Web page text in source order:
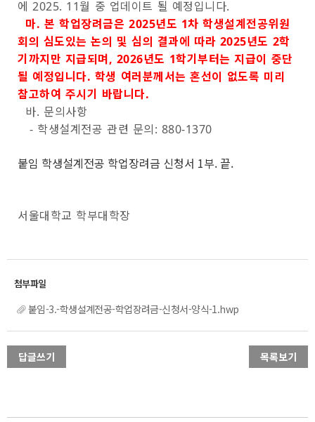
에 2025. 11월 중 업데이트 될 예정입니다.
마. 본 학업장려금은 2025년도 1차 학생설계전공위원
회의 심도있는 논의 및 심의 결과에 따라 2025년도 2학
기까지만 지급되며, 2026년도 1학기부터는 지급이 중단
될 예정입니다. 학생 여러분께서는 혼선이 없도록 미리
참고하여 주시기 바랍니다.
바. 문의사항
- 학생설계전공 관련 문의: 880-1370
붙임 학생설계전공 학업장려금 신청서 1부. 끝.
서울대학교 학부대학장
붙임-3.-학생설계전공-학업장려금-신청서-양식-1.hwp
답글쓰기 목록보기